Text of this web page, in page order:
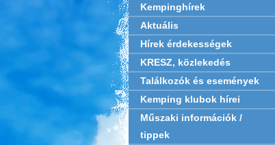
Kempinghírek
Aktuális
Hírek érdekességek
KRESZ, közlekedés
Találkozók és események
Kemping klubok hírei
Műszaki információk /
tippek